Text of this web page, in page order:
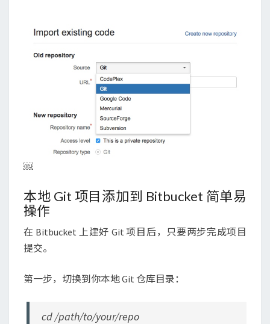
￼
本地 Git 项目添加到 Bitbucket 简单易
操作
在 Bitbucket 上建好 Git 项目后，只要两步完成项目
提交。
第一步，切换到你本地 Git 仓库目录：
cd /path/to/your/repo